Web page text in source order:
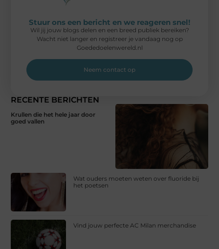
RECENTE BERICHTEN
Krullen die het hele jaar door
goed vallen
Wat ouders moeten weten over fluoride bij
het poetsen
Vind jouw perfecte AC Milan merchandise
Stuur ons een bericht en we reageren snel!
Wil jij jouw blogs delen en een breed publiek bereiken?
Wacht niet langer en registreer je vandaag nog op
Goededoelenwereld.nl
Neem contact op